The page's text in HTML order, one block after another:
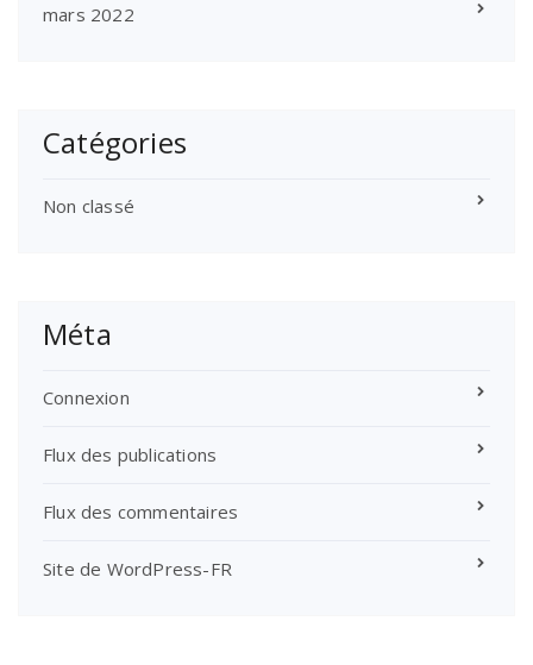
mars 2022
Catégories
Non classé
Méta
Connexion
Flux des publications
Flux des commentaires
Site de WordPress-FR